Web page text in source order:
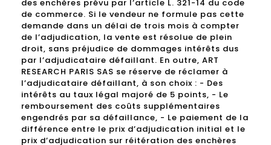
des enchères prévu par l’article L. 321-14 du code
de commerce. Si le vendeur ne formule pas cette
demande dans un délai de trois mois à compter
de l’adjudication, la vente est résolue de plein
droit, sans préjudice de dommages intérêts dus
par l’adjudicataire défaillant. En outre, ART
RESEARCH PARIS SAS se réserve de réclamer à
l’adjudicataire défaillant, à son choix : - Des
intérêts au taux légal majoré de 5 points, - Le
remboursement des coûts supplémentaires
engendrés par sa défaillance, - Le paiement de la
différence entre le prix d’adjudication initial et le
prix d’adjudication sur réitération des enchères